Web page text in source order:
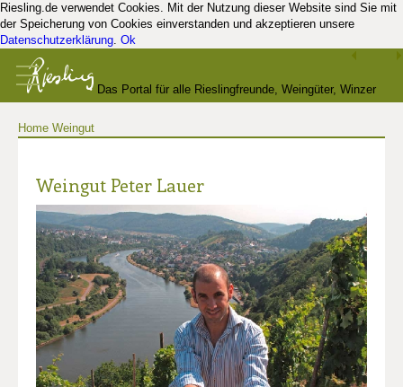
Riesling.de verwendet Cookies. Mit der Nutzung dieser Website sind Sie mit
der Speicherung von Cookies einverstanden und akzeptieren unsere
Datenschutzerklärung. Ok
Das Portal für alle Rieslingfreunde, Weingüter, Winzer
Home Weingut
Weingut Peter Lauer